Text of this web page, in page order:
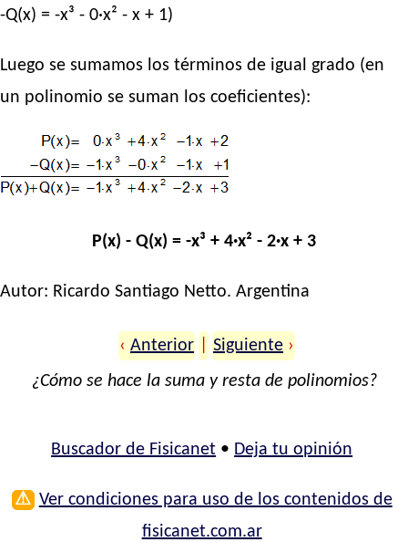
-Q(x) = -x³ - 0·x² - x + 1)
Luego se sumamos los términos de igual grado (en
un polinomio se suman los coeficientes):
P(x) - Q(x) = -x³ + 4·x² - 2·x + 3
Autor: Ricardo Santiago Netto. Argentina
‹ Anterior Siguiente ›
¿Cómo se hace la suma y resta de polinomios?
Buscador de Fisicanet • Deja tu opinión
⚠ Ver condiciones para uso de los contenidos de
fisicanet.com.ar